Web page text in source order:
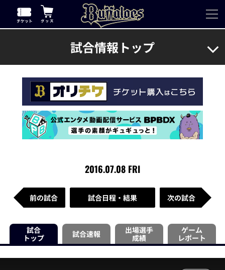
試合情報トップ
2016.07.08 FRI
前の試合 試合日程・結果 次の試合
試合
トップ
試合速報
出場選手
成績
ゲーム
レポート